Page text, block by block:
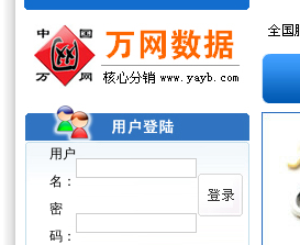
用户
名：
密
码：